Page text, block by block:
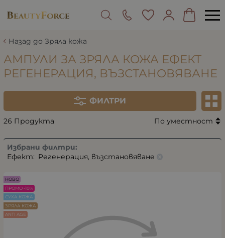
Назад до Зряла кожа
АМПУЛИ ЗА ЗРЯЛА КОЖА ЕФЕКТ
РЕГЕНЕРАЦИЯ, ВЪЗСТАНОВЯВАНЕ
ФИЛТРИ
26 Продукта По уместност
Избрани филтри:
Ефект: Регенерация, възстановяване
НОВО
ПРОМО -10%
СУХА КОЖА
ЗРЯЛА КОЖА
ANTI AGE